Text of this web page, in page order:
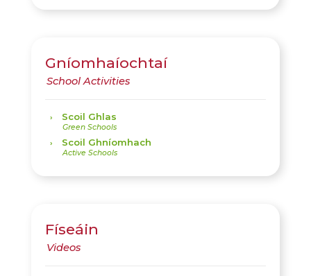
Gníomhaíochtaí
Scoil Ghlas
Scoil Ghníomhach
Físeáin